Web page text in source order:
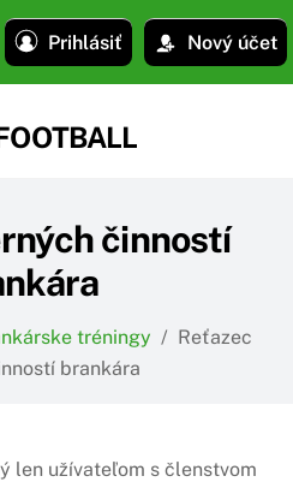
Prihlásiť Nový účet
činností
tréningy / Reťazec
brankára
len užívateľom s členstvom